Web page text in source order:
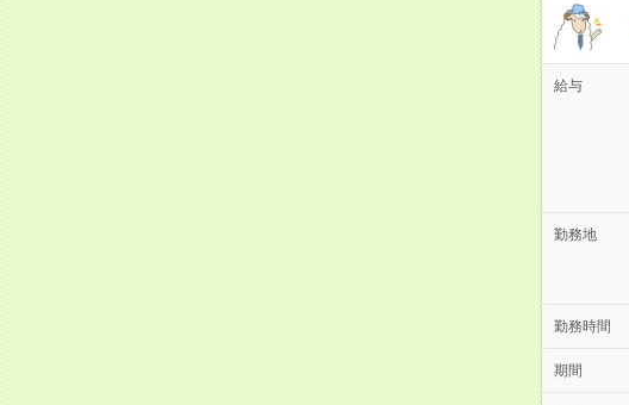
給与
勤務地
勤務時間
期間